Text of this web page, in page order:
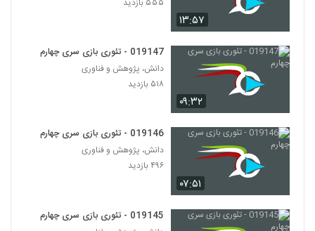
Thinking)
۵۷۱ بازدید
028087 - تفکر سیستمی (Systems
Thinking)
88
Thinking)
Thinking)
۵۶۷ بازدید
۱۳:۵۷
۰۹:۳۲
019147 - تئوری بازی سری چهارم
دانش، پژوهش و فناوری
۵۱۸ بازدید
۰۷:۵۱
019146 - تئوری بازی سری چهارم
دانش، پژوهش و فناوری
۴۹۶ بازدید
019145 - تئوری بازی سری چهارم